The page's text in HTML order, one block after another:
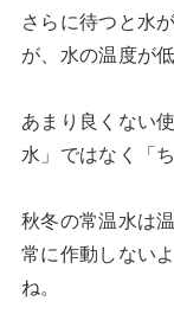
さらに待つと水
が、水の温度が
あまり良くない
水」ではなく「
秋冬の常温水は
常に作動しない
ね。